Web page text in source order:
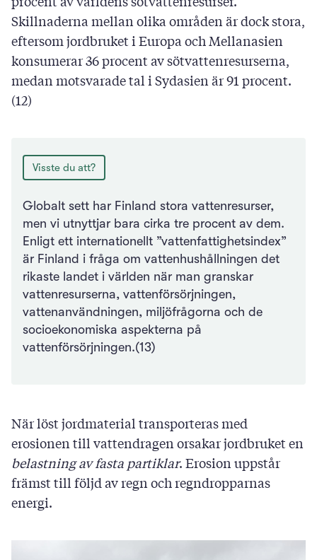
Skillnaderna mellan olika områden är dock stora,
eftersom jordbruket i Europa och Mellanasien
konsumerar 36 procent av sötvattenresurserna,
medan motsvarade tal i Sydasien är 91 procent.
(12)
Visste du att?
Globalt sett har Finland stora vattenresurser,
men vi utnyttjar bara cirka tre procent av dem.
Enligt ett internationellt ”vattenfattighetsindex”
är Finland i fråga om vattenhushållningen det
rikaste landet i världen när man granskar
vattenresurserna, vattenförsörjningen,
vattenanvändningen, miljöfrågorna och de
socioekonomiska aspekterna på
vattenförsörjningen.(13)
När löst jordmaterial transporteras med
erosionen till vattendragen orsakar jordbruket en
belastning av fasta partiklar. Erosion uppstår
främst till följd av regn och regndropparnas
energi.